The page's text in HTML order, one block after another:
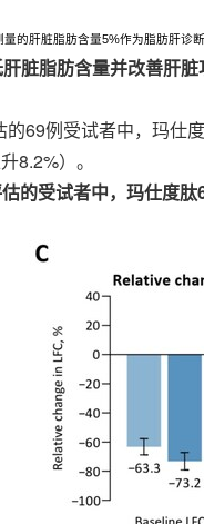
的肝脏脂肪含量5%作为脂肪肝诊断
脏脂肪含量并改善肝脏
69例受试者中，玛仕
8.2%）。
的受试者中，玛仕度